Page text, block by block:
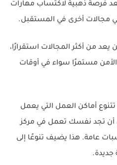
فرصة ذهبية لاكتساب مهارات
مجالات أخرى في المستقبل.
يعد من أكثر المجالات استقرارًا،
مستمرًا سواء في أوقات
أماكن العمل التي يعمل
أن تجد نفسك تعمل في مركز
عامة. هذا يضيف تنوعًا إلى
جديدة.